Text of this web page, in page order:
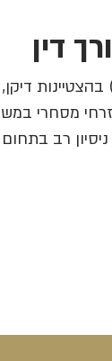
דין
מסחרי
רב